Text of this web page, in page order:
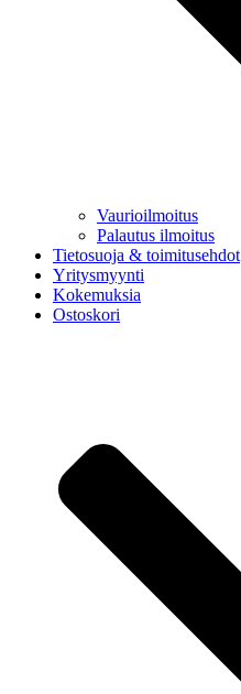
Vaurioilmoitus
Palautus ilmoitus
Tietosuoja & toimitusehdot
Yritysmyynti
Kokemuksia
Ostoskori